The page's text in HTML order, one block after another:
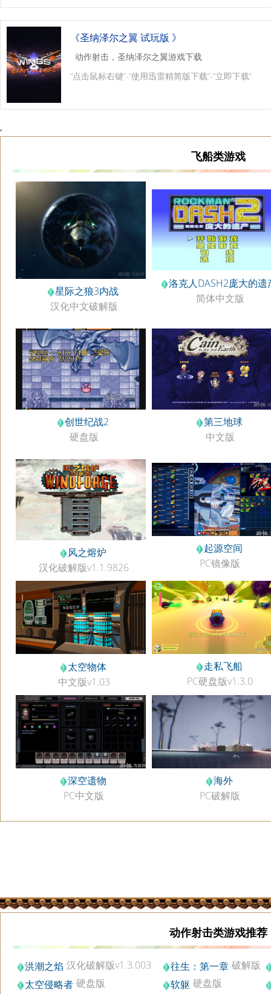
《圣纳泽尔之翼 试玩版 》
动作射击，圣纳泽尔之翼游戏下载
“点击鼠标右键”-“使用迅雷精简版下载”-“立即下载”
飞船类游戏
星际之狼3内战
汉化中文破解版
洛克人DASH2庞大的遗
简体中文版
创世纪战2
硬盘版
第三地球
中文版
风之熔炉
汉化破解版v1.1.9826
起源空间
PC镜像版
太空物体
中文版v1.03
走私飞船
PC硬盘版v1.3.0
深空遗物
PC中文版
海外
PC破解版
动作射击类游戏推荐
洪潮之焰 汉化破解版v1.3.003 往生：第一章 破解版
太空侵略者 硬盘版 软躯 硬盘版